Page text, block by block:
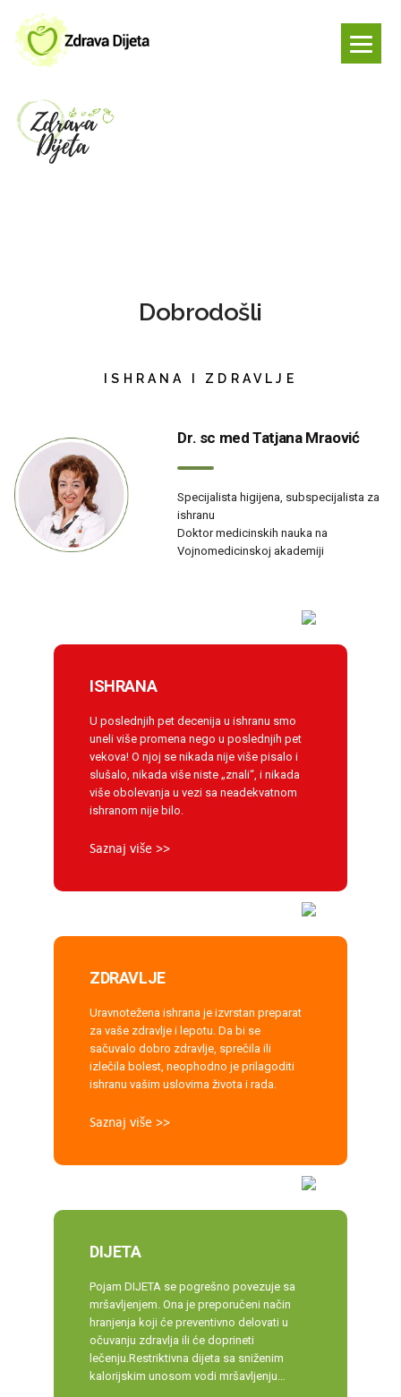
Dobrodošli
ISHRANA I ZDRAVLJE
Dr. sc med Tatjana Mraović
Specijalista higijena, subspecijalista za
ishranu
Doktor medicinskih nauka na
Vojnomedicinskoj akademiji
ISHRANA
U poslednjih pet decenija u ishranu smo
uneli više promena nego u poslednjih pet
vekova! O njoj se nikada nije više pisalo i
slušalo, nikada više niste „znali“, i nikada
više obolevanja u vezi sa neadekvatnom
ishranom nije bilo.
Saznaj više >>
ZDRAVLJE
Uravnotežena ishrana je izvrstan preparat
za vaše zdravlje i lepotu. Da bi se
sačuvalo dobro zdravlje, sprečila ili
izlečila bolest, neophodno je prilagoditi
ishranu vašim uslovima života i rada.
Saznaj više >>
DIJETA
Pojam DIJETA se pogrešno povezuje sa
mršavljenjem. Ona je preporučeni način
hranjenja koji će preventivno delovati u
očuvanju zdravlja ili će doprineti
lečenju.Restriktivna dijeta sa sniženim
kalorijskim unosom vodi mršavljenju…